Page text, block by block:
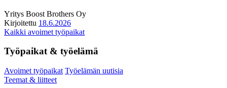
Yritys Boost Brothers Oy
Kirjoitettu 18.6.2026
Kaikki avoimet työpaikat
Työpaikat & työelämä
Avoimet työpaikat Työelämän uutisia
Teemat & liitteet